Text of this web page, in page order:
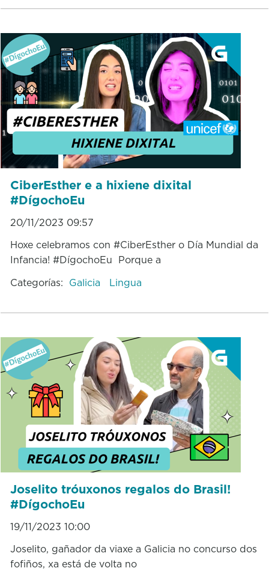
CiberEsther e a hixiene dixital
#DígochoEu
20/11/2023 09:57
Hoxe celebramos con #CiberEsther o Día Mundial da
Infancia! #DígochoEu Porque a
Categorías: Galicia Lingua
Joselito tróuxonos regalos do Brasil!
#DígochoEu
19/11/2023 10:00
Joselito, gañador da viaxe a Galicia no concurso dos
fofiños, xa está de volta no